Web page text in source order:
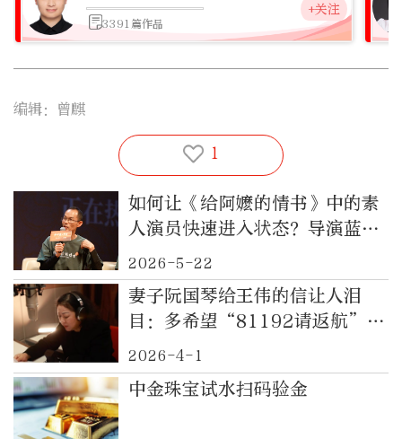
3391篇作品
+关注
编辑：曾麒
1
如何让《给阿嬷的情书》中的素
人演员快速进入状态？导演蓝鸿
春有妙招——
2026-5-22
妻子阮国琴给王伟的信让人泪
目：多希望“81192请返航”是
一句能把你唤回来的咒语
2026-4-1
中金珠宝试水扫码验金